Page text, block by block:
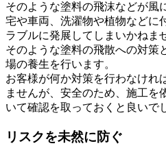
そのような塗料の飛沫などが風
宅や車両、洗濯物や植物などに
ラブルに発展してしまいかねま
そのような塗料の飛散への対策
場の養生を行います。
お客様が何か対策を行わなけれ
ませんが、安全のため、施工を
いて確認を取っておくと良いで
リスクを未然に防ぐ